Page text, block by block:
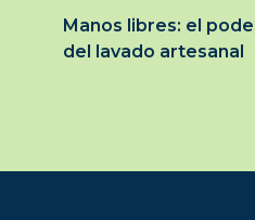
Manos libres: el
del lavado artesanal